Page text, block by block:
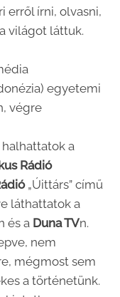
erről írni, olvasni,
világot láttuk.
egyetemi
végre
a
Rádió
„Úittárs” című
láthattatok a
és a Duna TVn.
nem
mégmost sem
a történetünk.